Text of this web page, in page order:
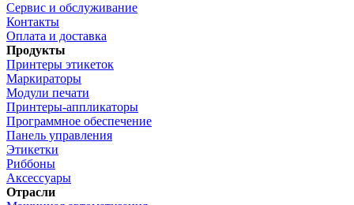
Сервис и обслуживание
Контакты
Оплата и доставка
Продукты
Принтеры этикеток
Маркираторы
Модули печати
Принтеры-аппликаторы
Программное обеспечение
Панель управления
Этикетки
Риббоны
Аксессуары
Отрасли